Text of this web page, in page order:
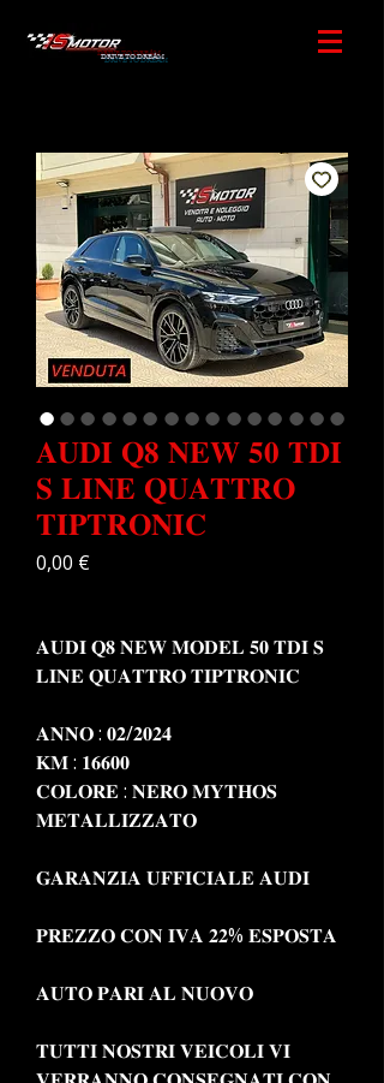
DRIVE TO DREAM
𝐀𝐔𝐃𝐈 𝐐𝟖 𝐍𝐄𝐖 𝟓𝟎 𝐓𝐃𝐈
𝐒 𝐋𝐈𝐍𝐄 𝐐𝐔𝐀𝐓𝐓𝐑𝐎
𝐓𝐈𝐏𝐓𝐑𝐎𝐍𝐈𝐂
0,00 €Prezzo
𝐀𝐔𝐃𝐈 𝐐𝟖 𝐍𝐄𝐖 𝐌𝐎𝐃𝐄𝐋 𝟓𝟎 𝐓𝐃𝐈 𝐒
𝐋𝐈𝐍𝐄 𝐐𝐔𝐀𝐓𝐓𝐑𝐎 𝐓𝐈𝐏𝐓𝐑𝐎𝐍𝐈𝐂
𝐀𝐍𝐍𝐎 : 𝟎𝟐/𝟐𝟎𝟐𝟒
𝐊𝐌 : 𝟏𝟔𝟔𝟎𝟎
𝐂𝐎𝐋𝐎𝐑𝐄 : 𝐍𝐄𝐑𝐎 𝐌𝐘𝐓𝐇𝐎𝐒
𝐌𝐄𝐓𝐀𝐋𝐋𝐈𝐙𝐙𝐀𝐓𝐎
𝐆𝐀𝐑𝐀𝐍𝐙𝐈𝐀 𝐔𝐅𝐅𝐈𝐂𝐈𝐀𝐋𝐄 𝐀𝐔𝐃𝐈
𝐏𝐑𝐄𝐙𝐙𝐎 𝐂𝐎𝐍 𝐈𝐕𝐀 𝟐𝟐% 𝐄𝐒𝐏𝐎𝐒𝐓𝐀
𝐀𝐔𝐓𝐎 𝐏𝐀𝐑𝐈 𝐀𝐋 𝐍𝐔𝐎𝐕𝐎
𝐓𝐔𝐓𝐓𝐈 𝐍𝐎𝐒𝐓𝐑𝐈 𝐕𝐄𝐈𝐂𝐎𝐋𝐈 𝐕𝐈